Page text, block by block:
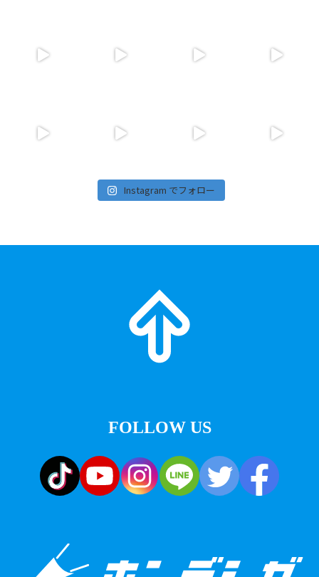
Instagram でフォロー
FOLLOW US